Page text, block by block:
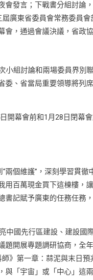
發言；下戰書分組討論
廣東省委員會常務委員
，通過會議決議，省政
組討論和兩場委員界別
、省當局重要領導將列
開幕會前和1月28日閉幕
兩個維護”，深刻學習貫
百萬現金買下這棟樓，
記賦予廣東的任務任務
中國先行區建設、建設國
開展專題調研協商，全
》第一章：蒜泥與末日
「宇宙」或「中心」這